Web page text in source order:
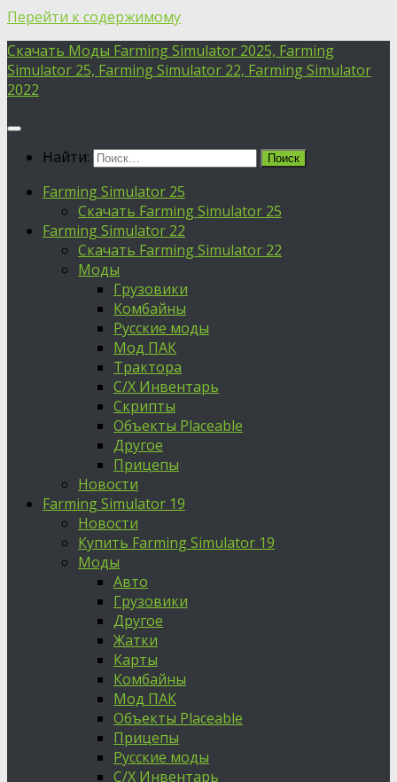
Перейти к содержимому
Скачать Моды Farming Simulator 2025, Farming
Simulator 25, Farming Simulator 22, Farming Simulator
2022
Найти:
Farming Simulator 25
Скачать Farming Simulator 25
Farming Simulator 22
Скачать Farming Simulator 22
Моды
Грузовики
Комбайны
Русские моды
Мод ПАК
Трактора
С/Х Инвентарь
Скрипты
Объекты Placeable
Другое
Прицепы
Новости
Farming Simulator 19
Новости
Купить Farming Simulator 19
Моды
Авто
Грузовики
Другое
Жатки
Карты
Комбайны
Мод ПАК
Объекты Placeable
Прицепы
Русские моды
С/Х Инвентарь